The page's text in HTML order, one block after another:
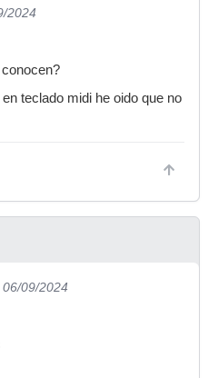
2024
teclado midi he oido que no
06/09/2024